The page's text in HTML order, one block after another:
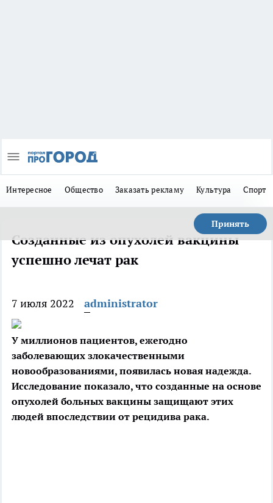
Интересное Общество Заказать рекламу Культура Спорт
Принять
Созданные из опухолей вакцины
успешно лечат рак
7 июля 2022 administrator
У миллионов пациентов, ежегодно
заболевающих злокачественными
новообразованиями, появилась новая надежда.
Исследование показало, что созданные на основе
опухолей больных вакцины защищают этих
людей впоследствии от рецидива рака.